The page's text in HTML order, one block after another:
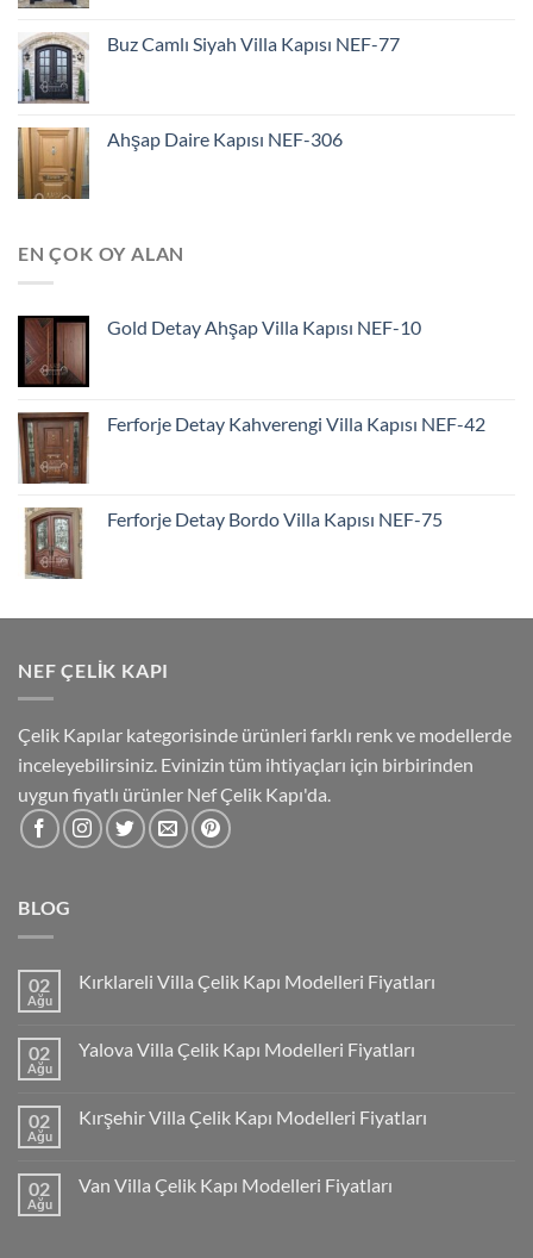
Buz Camlı Siyah Villa Kapısı NEF-77
Ahşap Daire Kapısı NEF-306
EN ÇOK OY ALAN
Gold Detay Ahşap Villa Kapısı NEF-10
Ferforje Detay Kahverengi Villa Kapısı NEF-42
Ferforje Detay Bordo Villa Kapısı NEF-75
NEF ÇELIK KAPI
Çelik Kapılar kategorisinde ürünleri farklı renk ve modellerde
inceleyebilirsiniz. Evinizin tüm ihtiyaçları için birbirinden
uygun fiyatlı ürünler Nef Çelik Kapı'da.
BLOG
02
Ağu
Kırklareli Villa Çelik Kapı Modelleri Fiyatları
02
Ağu
Yalova Villa Çelik Kapı Modelleri Fiyatları
02
Ağu
Kırşehir Villa Çelik Kapı Modelleri Fiyatları
02
Ağu
Van Villa Çelik Kapı Modelleri Fiyatları